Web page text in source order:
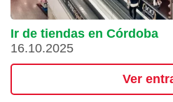
Ir de tiendas en Córdoba
16.10.2025
Ver